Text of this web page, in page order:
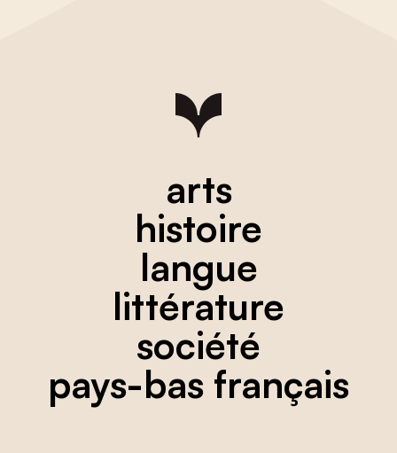
arts
histoire
langue
littérature
société
pays-bas français